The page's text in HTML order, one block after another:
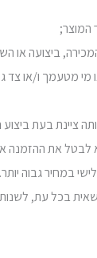
לבטל את
במחיר גבוה יותר.